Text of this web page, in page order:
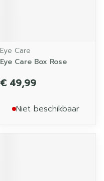
Eye Care
Eye Care Box Rose
€ 49,99
Niet beschikbaar